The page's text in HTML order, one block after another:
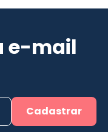
e-mail
Cadastrar